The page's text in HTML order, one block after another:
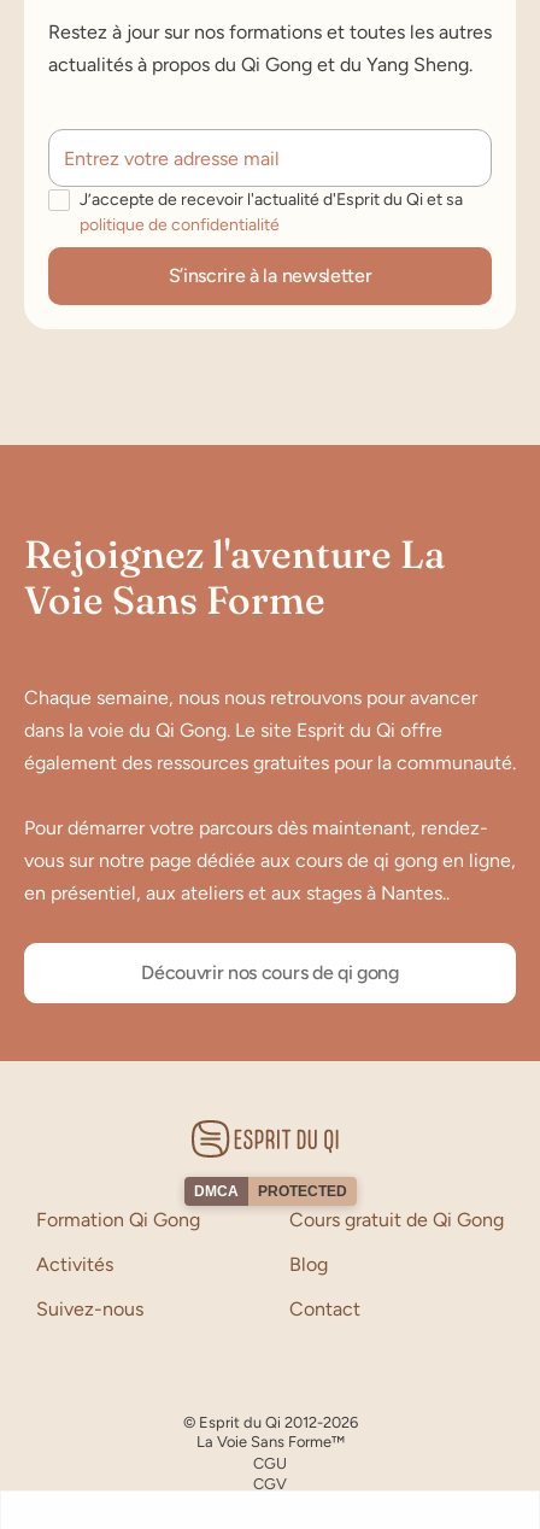
Restez à jour sur nos formations et toutes les autres
actualités à propos du Qi Gong et du Yang Sheng.
J’accepte de recevoir l'actualité d'Esprit du Qi et sa
politique de confidentialité
Rejoignez l'aventure La
Voie Sans Forme
Chaque semaine, nous nous retrouvons pour avancer
dans la voie du Qi Gong. Le site Esprit du Qi offre
également des ressources gratuites pour la communauté.
Pour démarrer votre parcours dès maintenant, rendez-
vous sur notre page dédiée aux cours de qi gong en ligne,
en présentiel, aux ateliers et aux stages à Nantes..
Découvrir nos cours de qi gong
DMCA PROTECTED
Formation Qi Gong
Cours gratuit de Qi Gong
Activités
Blog
Suivez-nous
Contact
© Esprit du Qi 2012-2026
La Voie Sans Forme™
CGU
CGV